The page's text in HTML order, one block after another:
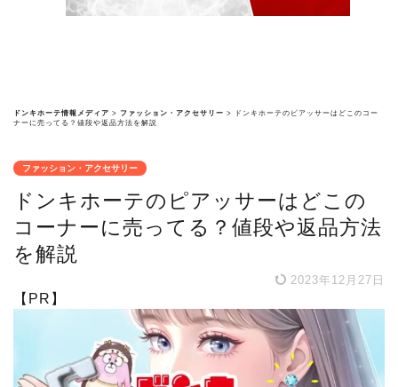
ドンキホーテ情報メディア > ファッション・アクセサリー >
ドンキホーテのピアッサーはどこのコー
ナーに売ってる？値段や返品方法を解説
ファッション・アクセサリー
ドンキホーテのピアッサーはどこの
コーナーに売ってる？値段や返品方法
を解説
2023年12月27日
【PR】